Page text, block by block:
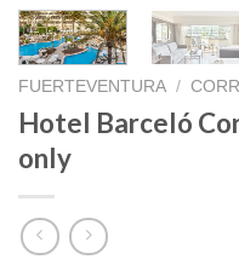
FUERTEVENTURA /
Hotel Barceló
only